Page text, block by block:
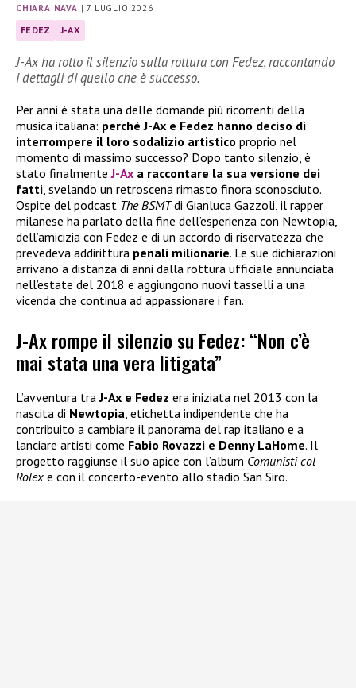
CHIARA NAVA |7 LUGLIO 2026
FEDEZ J-AX
J-Ax ha rotto il silenzio sulla rottura con Fedez, raccontando
i dettagli di quello che è successo.
Per anni è stata una delle domande più ricorrenti della
musica italiana: perché J-Ax e Fedez hanno deciso di
interrompere il loro sodalizio artistico proprio nel
momento di massimo successo? Dopo tanto silenzio, è
stato finalmenteJ-Ax a raccontare la sua versione dei
fatti, svelando un retroscena rimasto finora sconosciuto.
Ospite del podcast The BSMTdi Gianluca Gazzoli, il rapper
milanese ha parlato della fine dell’esperienza con Newtopia,
dell’amicizia con Fedez e di un accordo di riservatezza che
prevedeva addirittura penali milionarie. Le sue dichiarazioni
arrivano a distanza di anni dalla rottura ufficiale annunciata
nell’estate del 2018 e aggiungono nuovi tasselli a una
vicenda che continua ad appassionare i fan.
J-Ax rompe il silenzio su Fedez: “Non c’è
mai stata una vera litigata”
L’avventura traJ-Ax e Fedez era iniziata nel 2013 con la
nascita di Newtopia, etichetta indipendente che ha
contribuito a cambiare il panorama del rap italiano e a
lanciare artisti come Fabio Rovazzi e Denny LaHome. Il
progetto raggiunse il suo apice con l’album Comunisti col
Rolex e con il concerto-evento allo stadio San Siro.